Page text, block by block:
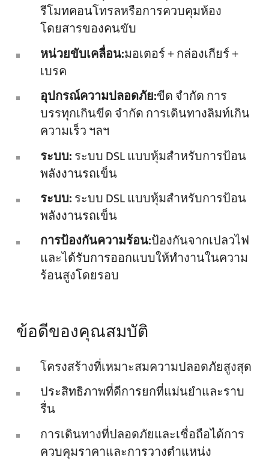
รีโมทคอนโทรลหรือการควบคุมห้อง
โดยสารของคนขับ
หน่วยขับเคลื่อน:มอเตอร์ + กล่องเกียร์ +
เบรค
อุปกรณ์ความปลอดภัย:ขีด จำกัด การ
บรรทุกเกินขีด จำกัด การเดินทางลิมท์เกิน
ความเร็ว ฯลฯ
ระบบ:ระบบ DSL แบบหุ้มสำหรับการป้อน
พลังงานรถเข็น
ระบบ:ระบบ DSL แบบหุ้มสำหรับการป้อน
พลังงานรถเข็น
การป้องกันความร้อน:ป้องกันจากเปลวไฟ
และได้รับการออกแบบให้ทำงานในความ
ร้อนสูงโดยรอบ
ข้อดีของคุณสมบัติ
โครงสร้างที่เหมาะสมความปลอดภัยสูงสุด
ประสิทธิภาพที่ดีการยกที่แม่นยำและราบ
รื่น
การเดินทางที่ปลอดภัยและเชื่อถือได้การ
ควบคุมราคาและการวางตำแหน่ง